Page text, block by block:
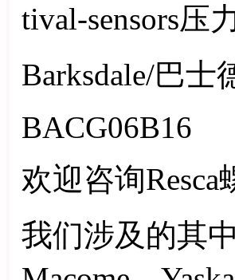
tival-sensors压
Barksdale/巴士
BACG06B16
欢迎咨询
我们涉及的其